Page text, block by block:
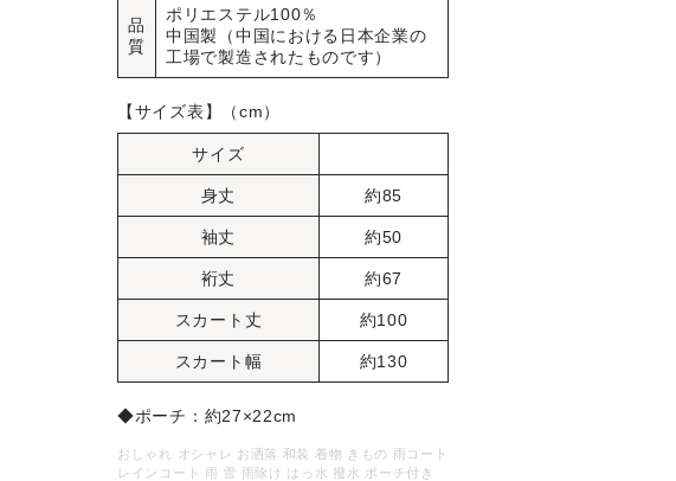
品
質
ポリエステル100％
中国製（中国における日本企業の
工場で製造されたものです）
【サイズ表】（cm）
サイズ
身丈 約85
袖丈 約50
裄丈 約67
スカート丈 約100
スカート幅 約130
◆ポーチ：約27×22cm
おしゃれ オシャレ お洒落 和装 着物 きもの 雨コート
レインコート 雨 雪 雨除け はっ水 撥水 ポーチ付き